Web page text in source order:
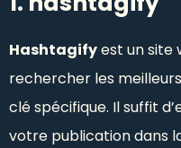
Hashtagifyest un site
rechercher les
clé spécifique. Il suffit
votre publication dans